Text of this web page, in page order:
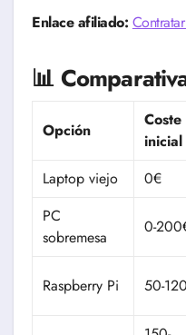
Enlace afiliado:
📊
Opción
Coste
inicial
Laptop viejo 0€
PC
sobremesa
0-
Raspberry Pi 50-